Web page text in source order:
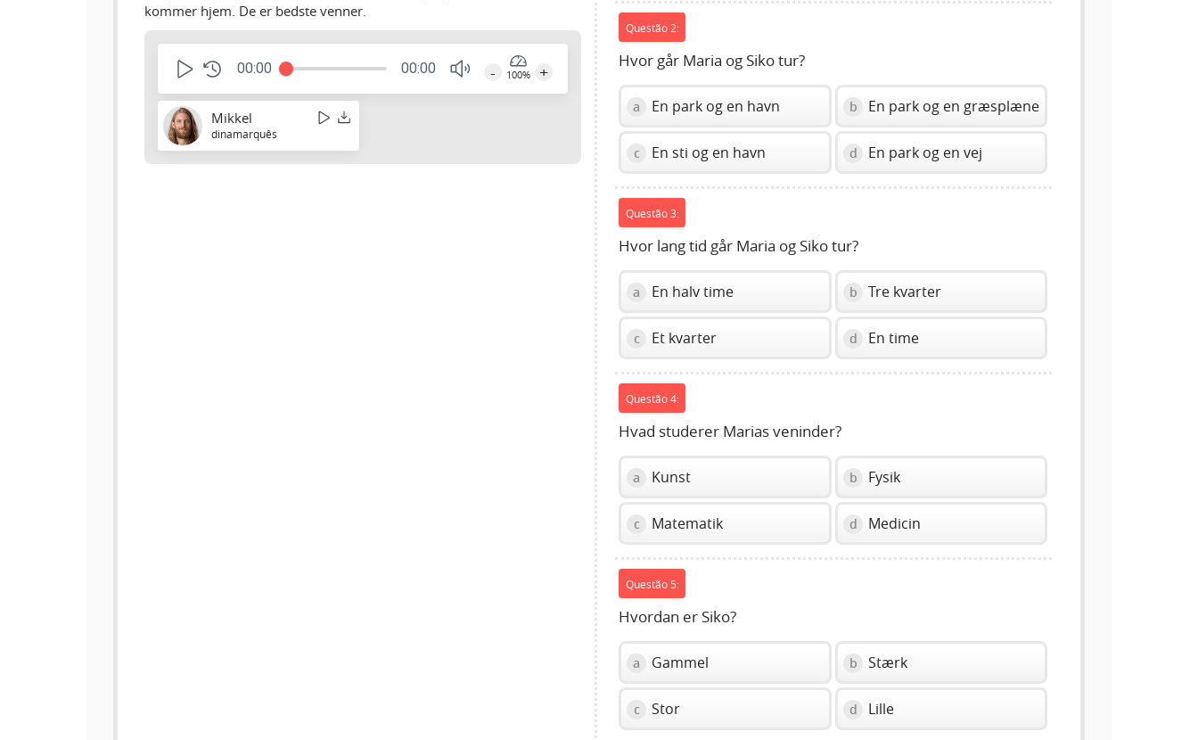
kommer hjem. De er bedste venner.
00:00 00:00 - 100% +
Mikkel
dinamarquês
Questão 2:
Hvor går Maria og Siko tur?
a En park og en havn b En park og en græsplæne
c En sti og en havn d En park og en vej
Questão 3:
Hvor lang tid går Maria og Siko tur?
a En halv time b Tre kvarter
c Et kvarter d En time
Questão 4:
Hvad studerer Marias veninder?
a Kunst b Fysik
c Matematik d Medicin
Questão 5:
Hvordan er Siko?
a Gammel b Stærk
c Stor d Lille